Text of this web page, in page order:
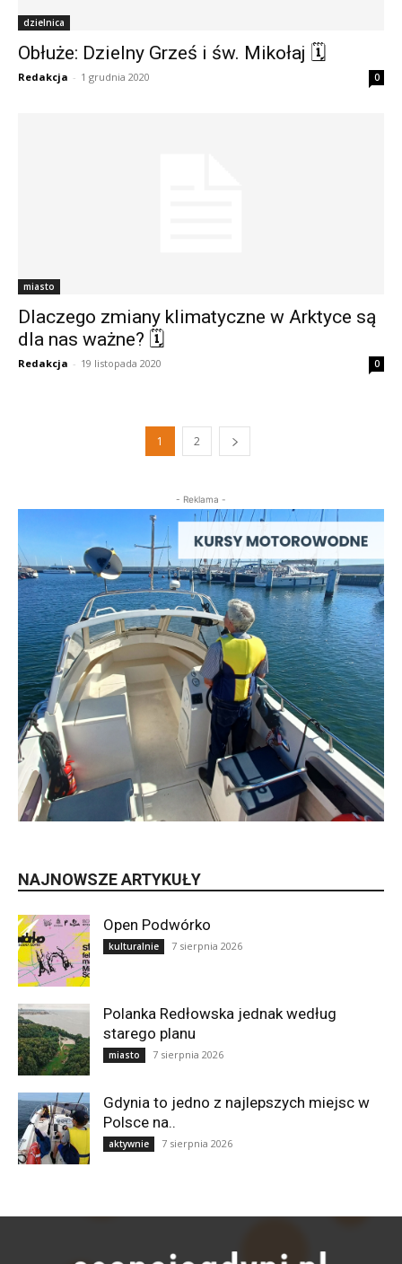
dzielnica
Obłuże: Dzielny Grześ i św. Mikołaj 🗓
Redakcja - 1 grudnia 2020 0
miasto
Dlaczego zmiany klimatyczne w Arktyce są
dla nas ważne? 🗓
Redakcja - 19 listopada 2020 0
1 2
- Reklama -
NAJNOWSZE ARTYKUŁY
Open Podwórko
kulturalnie 7 sierpnia 2026
Polanka Redłowska jednak według
starego planu
miasto 7 sierpnia 2026
Gdynia to jedno z najlepszych miejsc w
Polsce na..
aktywnie 7 sierpnia 2026